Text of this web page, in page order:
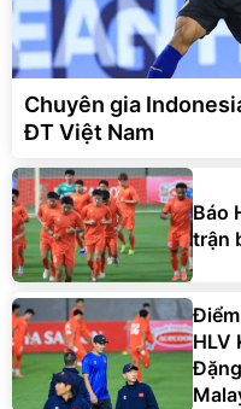
Chuyên gia
ĐT Việt Nam
Báo
trận
HLV